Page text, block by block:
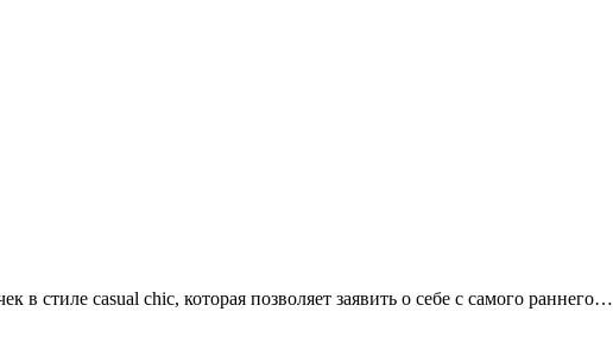
стиле casual chic, которая позволяет заявить о себе с самого раннего…